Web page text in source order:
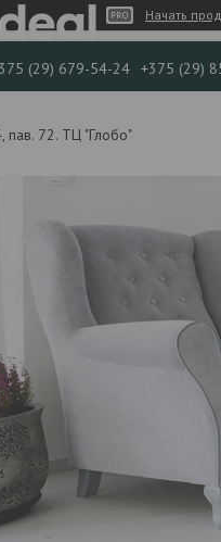
Начать
(29) 679-54-24 +375 (29)
пав. 72. ТЦ "Глобо"